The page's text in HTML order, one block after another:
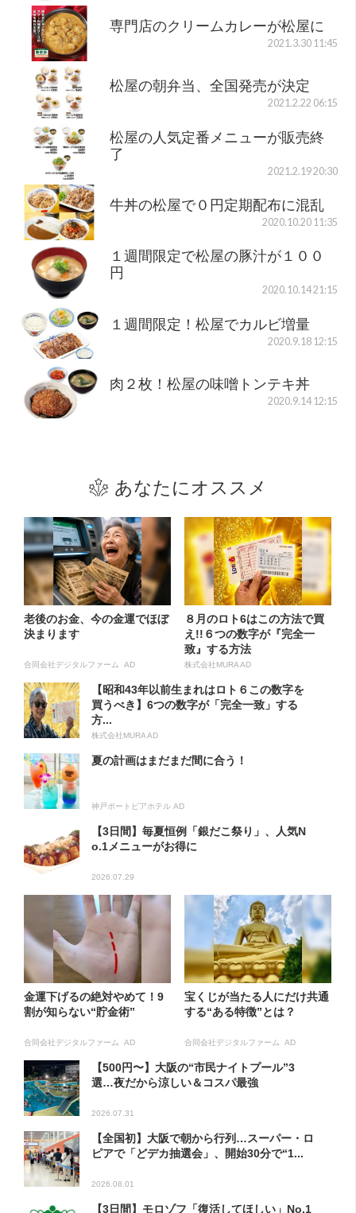
専門店のクリームカレーが松屋に
2021.3.30 11:45
松屋の朝弁当、全国発売が決定
2021.2.22 06:15
松屋の人気定番メニューが販売終
了
2021.2.19 20:30
牛丼の松屋で０円定期配布に混乱
2020.10.20 11:35
１週間限定で松屋の豚汁が１００
円
2020.10.14 21:15
１週間限定！松屋でカルビ増量
2020.9.18 12:15
肉２枚！松屋の味噌トンテキ丼
2020.9.14 12:15
あなたにオススメ
老後のお金、今の金運でほぼ
決まります
合同会社デジタルファーム AD
８月のロト6はこの方法で買
え!!６つの数字が『完全一
致』する方法
株式会社MURA AD
【昭和43年以前生まれはロト６この数字を
買うべき】6つの数字が「完全一致」する
方...
株式会社MURA AD
夏の計画はまだまだ間に合う！
神戸ポートピアホテル AD
【3日間】毎夏恒例「銀だこ祭り」、人気N
o.1メニューがお得に
2026.07.29
金運下げるの絶対やめて！9
割が知らない“貯金術”
合同会社デジタルファーム AD
宝くじが当たる人にだけ共通
する“ある特徴”とは？
合同会社デジタルファーム AD
【500円〜】大阪の“市民ナイトプール”3
選…夜だから涼しい＆コスパ最強
2026.07.31
【全国初】大阪で朝から行列…スーパー・ロ
ピアで「どデカ抽選会」、開始30分で“1...
2026.08.01
【3日間】モロゾフ「復活してほしい」No.1